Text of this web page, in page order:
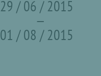
29 / 06 / 2015
—
01 / 08 / 2015
Страницы